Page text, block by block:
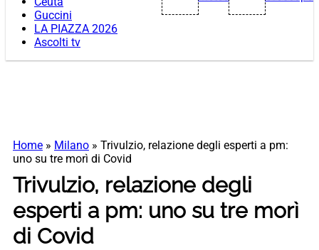
Guccini
LA PIAZZA 2026
Ascolti tv
Home » Milano » Trivulzio, relazione degli esperti a pm:
uno su tre morì di Covid
Trivulzio, relazione degli
esperti a pm: uno su tre morì
di Covid